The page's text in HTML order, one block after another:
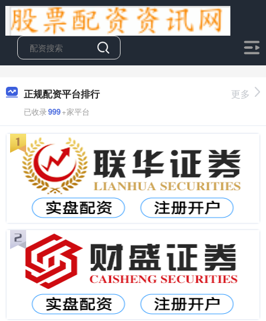
正规配资平台排行
已收录999+家平台
更多